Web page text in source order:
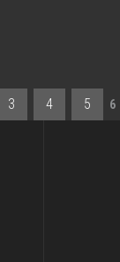
3 4 5 6